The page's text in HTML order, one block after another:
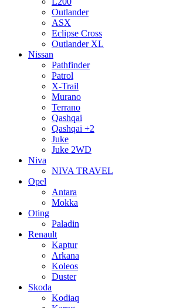
Outlander
ASX
Eclipse Cross
Outlander XL
Nissan
Pathfinder
Patrol
X-Trail
Murano
Terrano
Qashqai
Qashqai +2
Juke
Juke 2WD
Niva
NIVA TRAVEL
Opel
Antara
Mokka
Oting
Paladin
Renault
Kaptur
Arkana
Koleos
Duster
Skoda
Kodiaq